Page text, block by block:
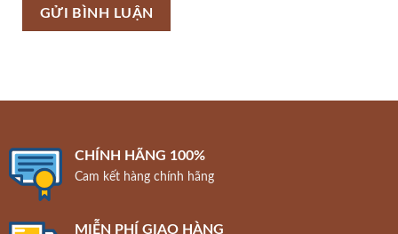
CHÍNH HÃNG 100%
Cam kết hàng chính hãng
MIỄN PHÍ GIAO HÀNG